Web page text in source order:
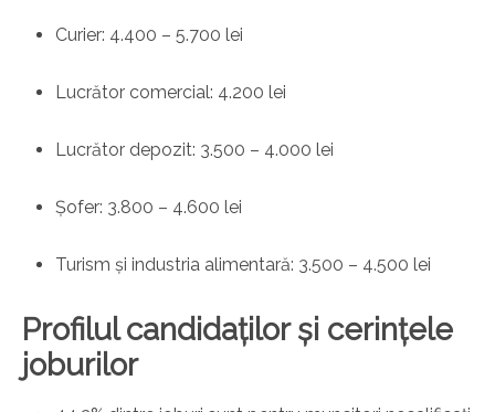
Curier: 4.400 – 5.700 lei
Lucrător comercial: 4.200 lei
Lucrător depozit: 3.500 – 4.000 lei
Șofer: 3.800 – 4.600 lei
Turism și industria alimentară: 3.500 – 4.500 lei
Profilul candidaților și cerințele
joburilor